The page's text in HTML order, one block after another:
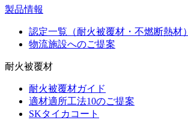
製品情報
認定一覧（耐火被覆材・不燃断熱材）
物流施設へのご提案
耐火被覆材
耐火被覆材ガイド
適材適所工法10のご提案
SKタイカコート